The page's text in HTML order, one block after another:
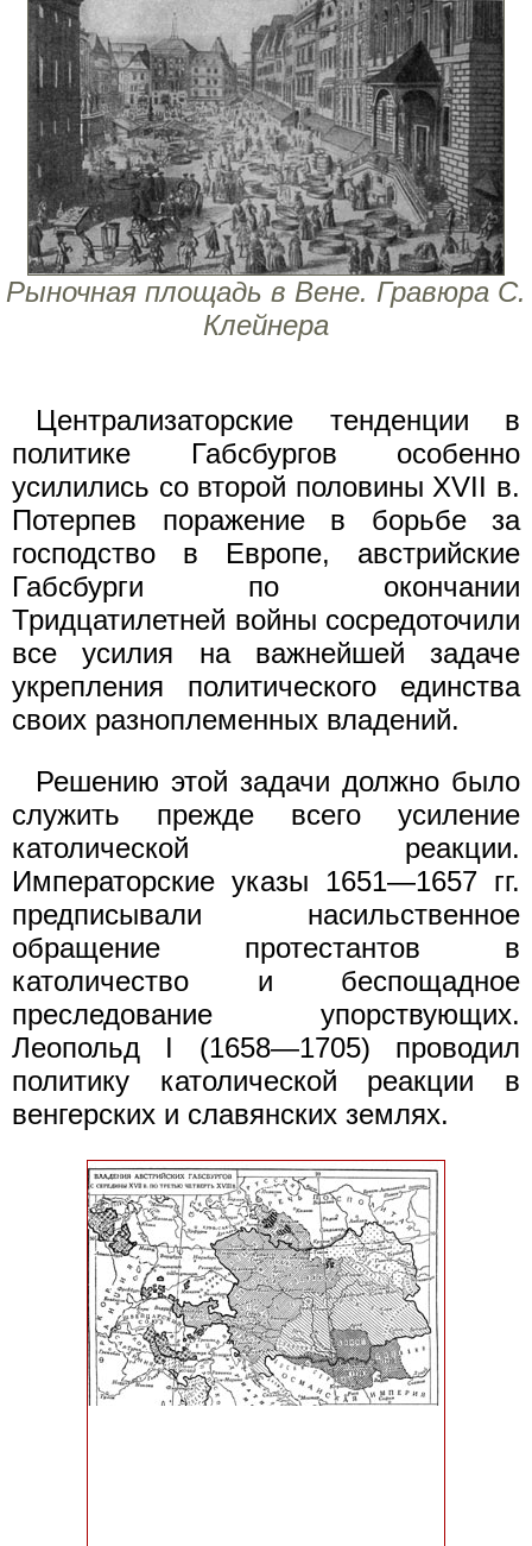
Рыночная площадь в Вене. Гравюра С.
Клейнера
Централизаторские тенденции в
политике Габсбургов особенно
усилились со второй половины XVII в.
Потерпев поражение в борьбе за
господство в Европе, австрийские
Габсбурги по окончании
Тридцатилетней войны сосредоточили
все усилия на важнейшей задаче
укрепления политического единства
своих разноплеменных владений.
Решению этой задачи должно было
служить прежде всего усиление
католической реакции.
Императорские указы 1651—1657 гг.
предписывали насильственное
обращение протестантов в
католичество и беспощадное
преследование упорствующих.
Леопольд I (1658—1705) проводил
политику католической реакции в
венгерских и славянских землях.